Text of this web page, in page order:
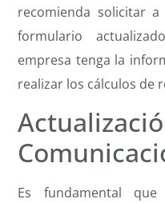
recomienda solicitar
formulario
empresa tenga la
realizar los cálculos de
Es fundamental